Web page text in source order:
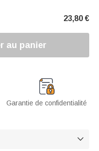
23,80 €
au panier
Garantie de confidentialité
